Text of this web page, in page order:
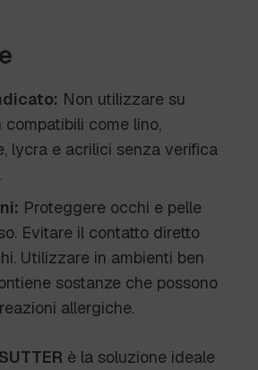
Non utilizzare su
compatibili come lino,
lycra e acrilici senza verifica
Proteggere occhi e pelle
Evitare il contatto diretto
Utilizzare in ambienti ben
sostanze che possono
allergiche.
è la soluzione ideale